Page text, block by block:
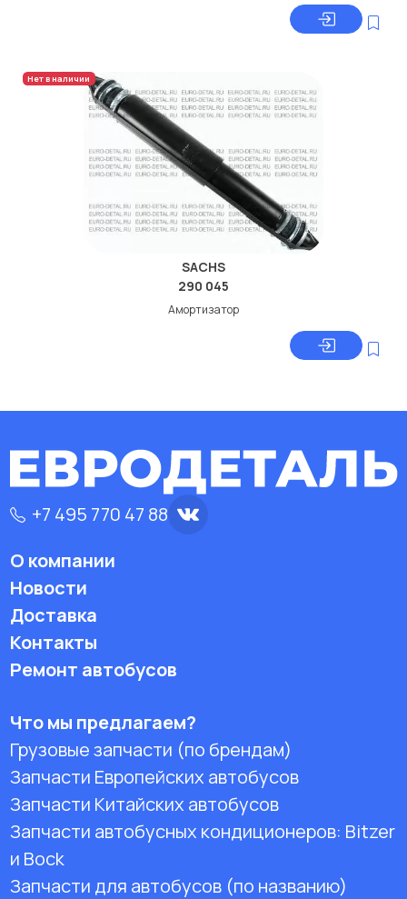
Нет в наличии
SACHS
290 045
Амортизатор
+7 495 770 47 88
О компании
Новости
Доставка
Контакты
Ремонт автобусов
Что мы предлагаем?
Грузовые запчасти (по брендам)
Запчасти Европейских автобусов
Запчасти Китайских автобусов
Запчасти автобусных кондиционеров: Bitzer
и Bock
Запчасти для автобусов (по названию)